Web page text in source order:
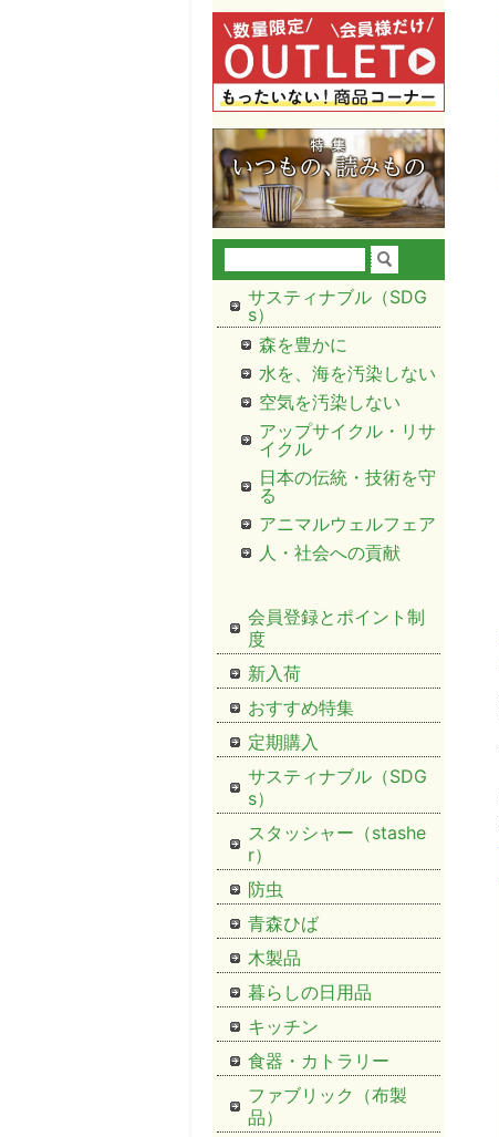
サスティナブル（SDG
s）
森を豊かに
水を、海を汚染しない
空気を汚染しない
アップサイクル・リサ
イクル
日本の伝統・技術を守
る
アニマルウェルフェア
人・社会への貢献
会員登録とポイント制
度
新入荷
おすすめ特集
定期購入
サスティナブル（SDG
s）
スタッシャー（stashe
r）
防虫
青森ひば
木製品
暮らしの日用品
キッチン
食器・カトラリー
ファブリック（布製
品）